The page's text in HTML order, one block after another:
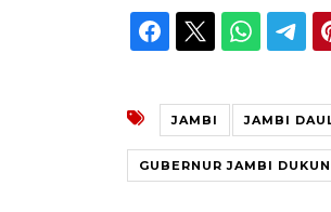
JAMBI JAMBI
GUBERNUR JAMBI